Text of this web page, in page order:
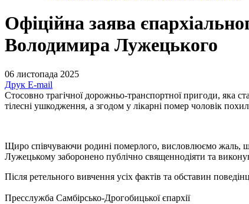
Офіційна заява
Володимира Лужецького
06 листопада 2025
Друк E-mail
Стосовно трагічної дорожньо-транспортної пригоди, яка
тілесні ушкодження, а згодом у лікарні помер чоловік
Щиро співчуваючи родині померлого, висловлюємо жаль,
Лужецькому заборонено публічно священнодіяти та
Після ретельного вивчення усіх фактів та обставин
Пресслужба Самбірсько-Дрогобицької єпархії